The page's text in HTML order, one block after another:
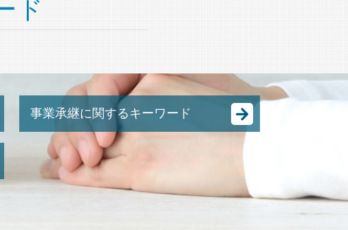
ド
事業承継に関するキーワード
中小企業庁 事業承継
M&A 株式譲渡
株式譲渡 とは